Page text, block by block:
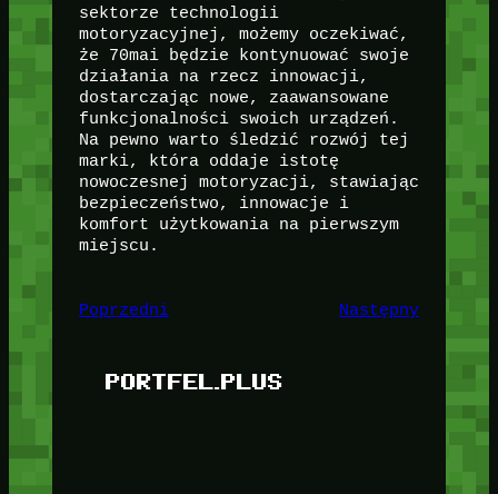
sektorze technologii
motoryzacyjnej, możemy oczekiwać,
że 70mai będzie kontynuować swoje
działania na rzecz innowacji,
dostarczając nowe, zaawansowane
funkcjonalności swoich urządzeń.
Na pewno warto śledzić rozwój tej
marki, która oddaje istotę
nowoczesnej motoryzacji, stawiając
bezpieczeństwo, innowacje i
komfort użytkowania na pierwszym
miejscu.
Poprzedni Następny
PORTFEL.PLUS